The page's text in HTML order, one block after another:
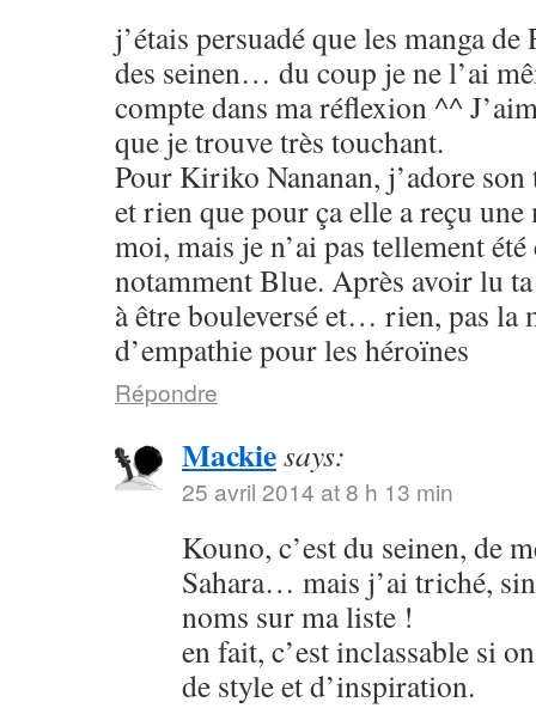
j’étais persuadé que les manga
des seinen… du coup je ne l’ai
compte dans ma réflexion ^^
que je trouve très touchant.
Pour Kiriko Nananan, j’adore
et rien que pour ça elle a reçu
moi, mais je n’ai pas tellement
notamment Blue. Après avoir lu
à être bouleversé et… rien, pas la
d’empathie pour les héroïnes
Répondre
Mackiesays:
25 avril 2014 at 8 h 13 min
Kouno, c’est du seinen, de
Sahara… mais j’ai triché,
noms sur ma liste !
en fait, c’est inclassable si
de style et d’inspiration.